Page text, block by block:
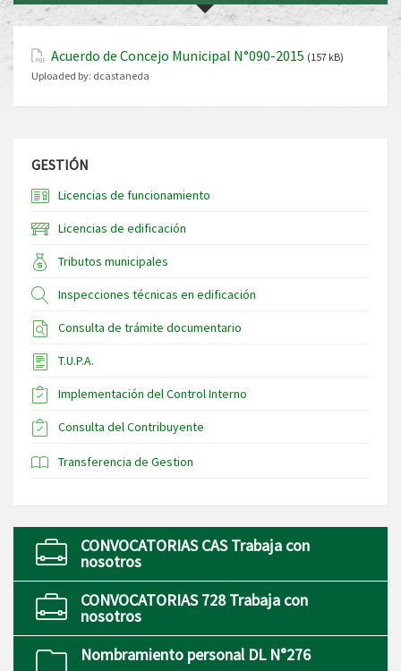
Acuerdo de Concejo Municipal N°090-2015 (157 kB)
Uploaded by: dcastaneda
GESTIÓN
Licencias de funcionamiento
Licencias de edificación
Tributos municipales
Inspecciones técnicas en edificación
Consulta de trámite documentario
T.U.P.A.
Implementación del Control Interno
Consulta del Contribuyente
Transferencia de Gestion
CONVOCATORIAS CAS Trabaja con
nosotros
CONVOCATORIAS 728 Trabaja con
nosotros
Nombramiento personal DL N°276